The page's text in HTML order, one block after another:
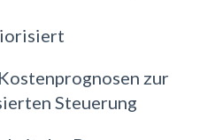
zur
Steue­rung